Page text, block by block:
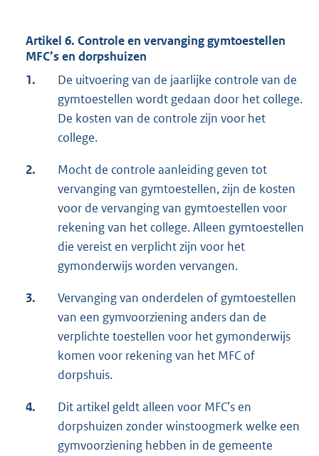
Artikel 6. Controle en vervanging gymtoestellen
MFC’s en dorpshuizen
1.
De uitvoering van de jaarlijke controle van de
gymtoestellen wordt gedaan door het college.
De kosten van de controle zijn voor het
college.
2.
Mocht de controle aanleiding geven tot
vervanging van gymtoestellen, zijn de kosten
voor de vervanging van gymtoestellen voor
rekening van het college. Alleen gymtoestellen
die vereist en verplicht zijn voor het
gymonderwijs worden vervangen.
3.
Vervanging van onderdelen of gymtoestellen
van een gymvoorziening anders dan de
verplichte toestellen voor het gymonderwijs
komen voor rekening van het MFC of
dorpshuis.
4.
Dit artikel geldt alleen voor MFC’s en
dorpshuizen zonder winstoogmerk welke een
gymvoorziening hebben in de gemeente